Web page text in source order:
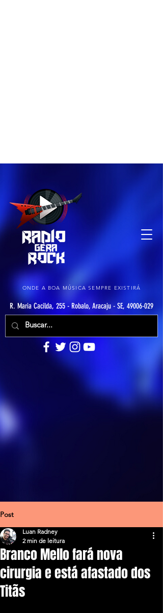
ONDE A BOA MÚSICA SEMPRE EXISTIRÁ
R. Maria Cacilda, 255 - Robalo, Aracaju - SE, 49006-029
Post
Branco Mello fará nova
cirurgia e está afastado dos
Titãs
Luan Radney
2 min de leitura